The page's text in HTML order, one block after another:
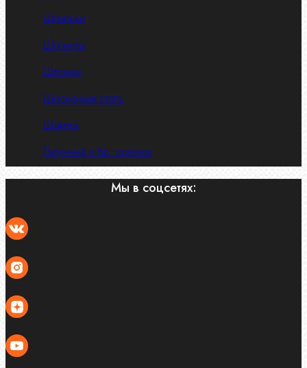
Шпильки
Шплинты
Шпонки
Шпоночная сталь
Штифты
Латунный и бр. крепеж
Мы в соцсетях: